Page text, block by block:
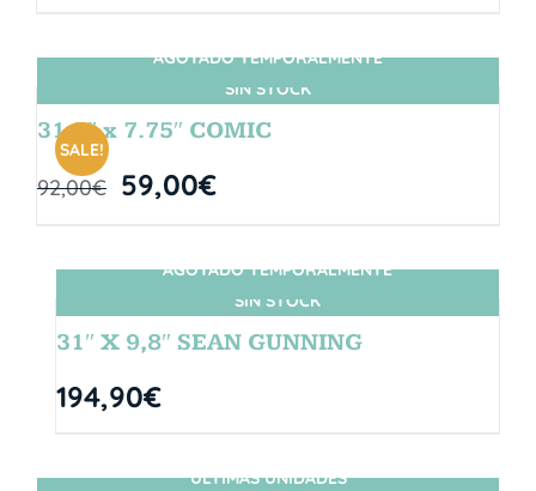
SIN STOCK
SALE!
AGOTADO TEMPORALMENTE
31.5″ x 7.75″ COMIC
92,00€ 59,00€
SIN STOCK
AGOTADO TEMPORALMENTE
31″ X 9,8″ SEAN GUNNING
194,90€
ÚLTIMAS UNIDADES